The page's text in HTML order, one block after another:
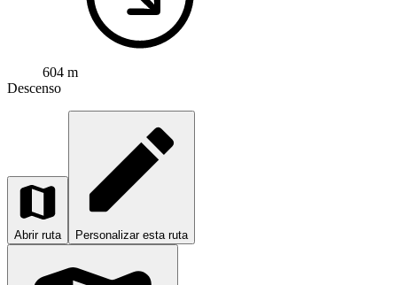
604 m
Descenso
Abrir ruta Personalizar esta ruta